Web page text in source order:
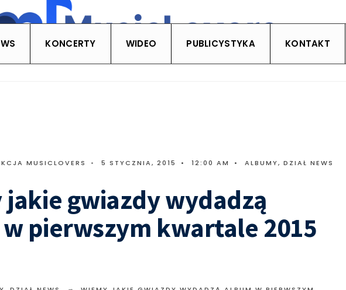
KONCERTY WIDEO PUBLICYSTYKA KONTAKT
MUSICLOVERS • 5 STYCZNIA, 2015 • 12:00 AM • ALBUMY, DZIAŁ NEWS
jakie gwiazdy wydadzą
pierwszym kwartale 2015